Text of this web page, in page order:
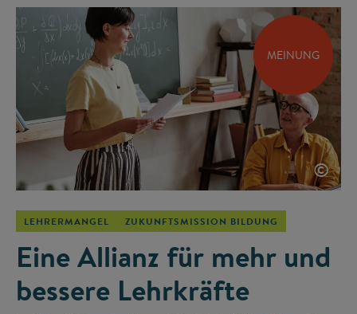
MEINUNG
©
LEHRERMANGEL ZUKUNFTSMISSION BILDUNG
Eine Allianz für mehr und
bessere Lehrkräfte